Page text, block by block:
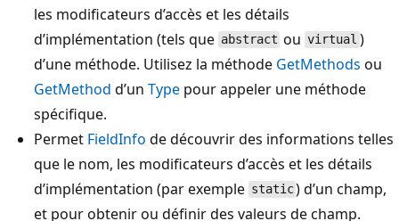
les modificateurs d’accès et les détails
d’implémentation (tels que abstract ou virtual )
d’une méthode. Utilisez la méthode GetMethods ou
GetMethod d’un Type pour appeler une méthode
spécifique.
Permet FieldInfo de découvrir des informations telles
que le nom, les modificateurs d’accès et les détails
d’implémentation (par exemple static) d’un champ,
et pour obtenir ou définir des valeurs de champ.